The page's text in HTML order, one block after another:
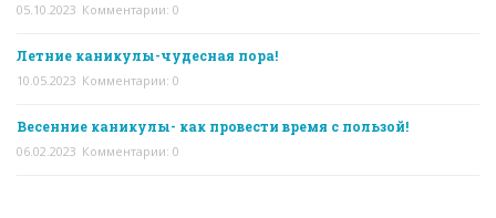
05.10.2023 Комментарии: 0
Летние каникулы-чудесная пора!
10.05.2023 Комментарии: 0
Весенние каникулы- как провести время с пользой!
06.02.2023 Комментарии: 0